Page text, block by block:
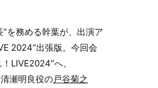
”を務める幹葉が、出演ア
2024”出張版。今回会
LIVE2024”へ、
瀬明良役の戸谷菊之